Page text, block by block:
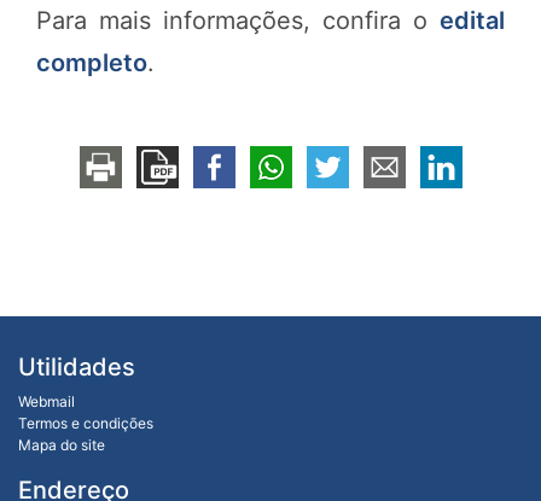
Para mais informações, confira o edital
completo.
Utilidades
Webmail
Termos e condições
Mapa do site
Endereço